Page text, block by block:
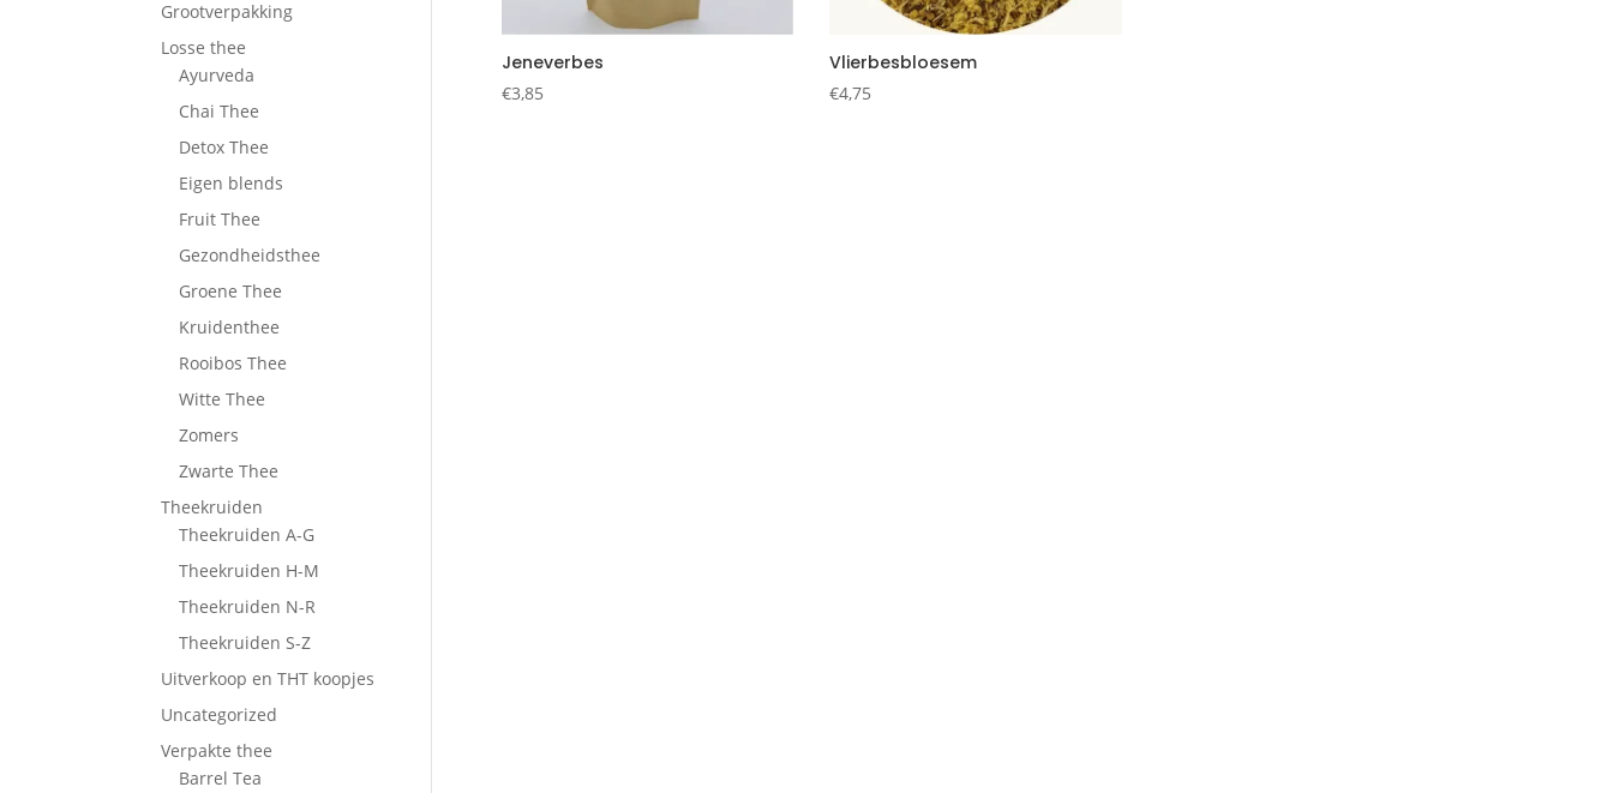
Jeneverbes
€3,85
Vlierbesbloesem
€4,75
Grootverpakking
Losse thee
Ayurveda
Chai Thee
Detox Thee
Eigen blends
Fruit Thee
Gezondheidsthee
Groene Thee
Kruidenthee
Rooibos Thee
Witte Thee
Zomers
Zwarte Thee
Theekruiden
Theekruiden A-G
Theekruiden H-M
Theekruiden N-R
Theekruiden S-Z
Uitverkoop en THT koopjes
Uncategorized
Verpakte thee
Barrel Tea